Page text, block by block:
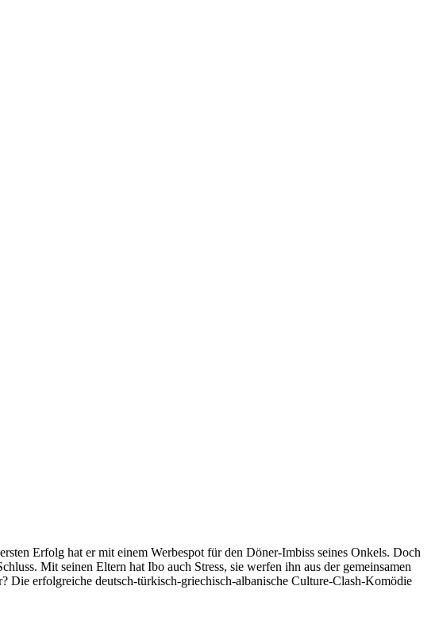
Erfolg hat er mit einem Werbespot für den Döner-Imbiss seines Onkels. Doch
Mit seinen Eltern hat Ibo auch Stress, sie werfen ihn aus der gemeinsamen
erfolgreiche deutsch-türkisch-griechisch-albanische Culture-Clash-Komödie